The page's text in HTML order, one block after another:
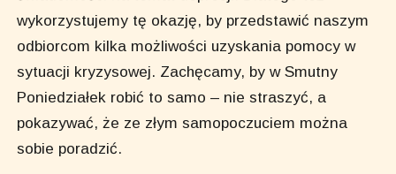
wykorzystujemy tę okazję, by przedstawić naszym
odbiorcom kilka możliwości uzyskania pomocy w
sytuacji kryzysowej. Zachęcamy, by w Smutny
Poniedziałek robić to samo – nie straszyć, a
pokazywać, że ze złym samopoczuciem można
sobie poradzić.